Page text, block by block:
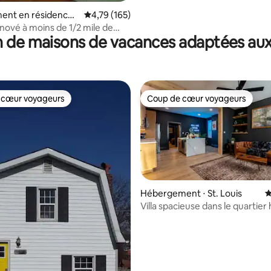
en résidence ⋅
Heights
Évaluation moyenne sur la base de 165
4,79 (165)
à moins de 1/2 mile de
de maisons de vacances adaptées
cœur voyageurs
voyageurs Coup de cœur voyageurs
Coup de cœur voyageurs
Hébergement ⋅ St. Louis
Villa spacieuse dans le